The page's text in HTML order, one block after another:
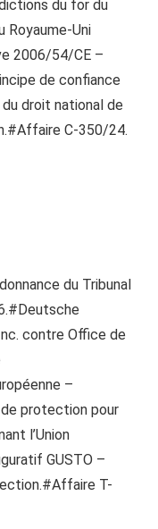
du for du
Royaume-Uni
2006/54/CE –
de confiance
droit national de
C-350/24.
du Tribunal
contre Office de
–
de protection pour
l’Union
GUSTO –
T-